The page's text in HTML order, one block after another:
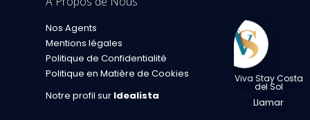
Nos Agents
Mentions légales
Politique de Confidentialité
Politique en Matière de Cookies
Notre profil sur Idealista
Viva Stay Costa
del Sol
Llamar